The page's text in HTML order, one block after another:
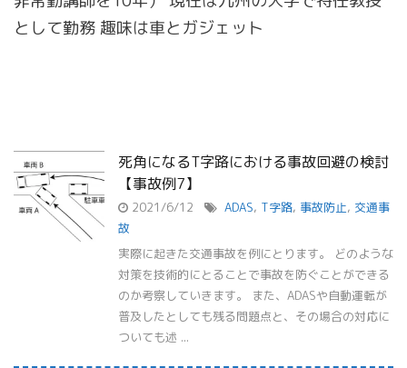
として勤務 趣味は車とガジェット
死角になるT字路における事故回避の検討
【事故例7】
2021/6/12 ADAS, T字路, 事故防止, 交通事
故
実際に起きた交通事故を例にとります。 どのような
対策を技術的にとることで事故を防ぐことができる
のか考察していきます。 また、ADASや自動運転が
普及したとしても残る問題点と、その場合の対応に
ついても述 ...